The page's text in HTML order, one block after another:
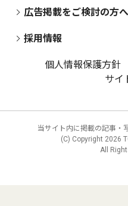
広告掲載をご検討の方へ
採用情報
個人情報保護方針
サイ
当サイト内に掲載の記事・
(C) Copyright 2026
All